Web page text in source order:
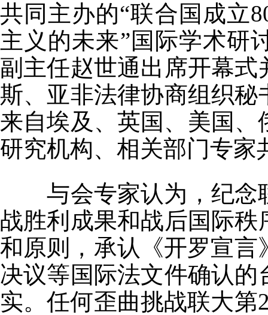
共同主办的“联合国成立
主义的未来”国际学术研
副主任赵世通出席开幕
斯、亚非法律协商组织
来自埃及、英国、美国
研究机构、相关部门专家
与会专家认为，纪念
战胜利成果和战后国际
和原则，承认《开罗宣言
决议等国际法文件确认
实。任何歪曲挑战联大第